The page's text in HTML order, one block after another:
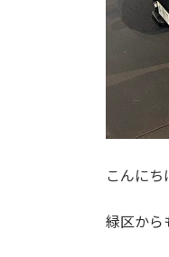
こんにち
緑区から